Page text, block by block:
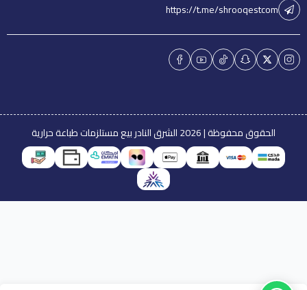
https://t.me/shrooqestcom
الحقوق محفوظة | 2026 الشرق النادر بيع مستلزمات طباعة حرارية